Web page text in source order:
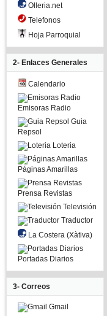
Olleria.net
Telefonos
Hoja Parroquial
2- Enlaces Generales
Calendario
Emisoras Radio
Guia
Repsol
Loteria
Páginas Amarillas
Prensa Revistas
Televisión
Traductor
La Costera (Xàtiva)
Portadas Diarios
3- Correos
Gmail